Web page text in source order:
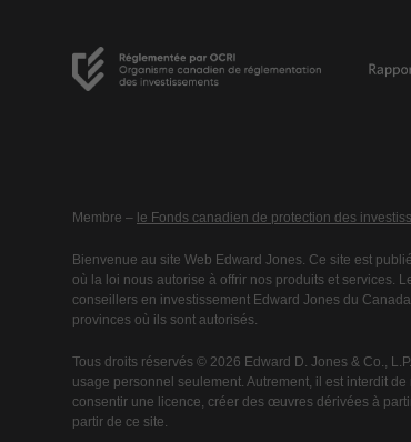
Membre – le Fonds canadien de protection des
Bienvenue au site Web Edward Jones. Ce site est
où la loi nous autorise à offrir nos produits et services.
conseillers en investissement Edward Jones du
provinces où ils sont autorisés.
Tous droits réservés © 2026 Edward D. Jones & Co.,
usage personnel seulement. Autrement, il est interdit
consentir une licence, créer des œuvres dérivées à
partir de ce site.